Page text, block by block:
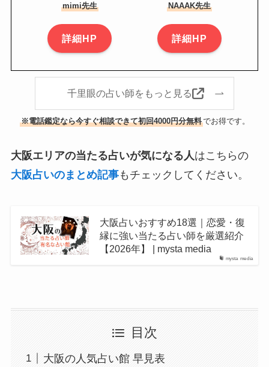
mimi先生
詳細HP
NAAAK先生
詳細HP
千里眼の占い師をもっと見る
※電話鑑定なら今すぐ相談できて初回4000円分無料でお得です。
大阪エリアの当たる占いが気になる人はこちらの
大阪占いのまとめ記事もチェックしてください。
mysta media
大阪占いおすすめ18選｜恋愛・復
縁に強い当たる占い師を厳選紹介
【2026年】 | mysta media
目次
大阪の人気占い館 早見表